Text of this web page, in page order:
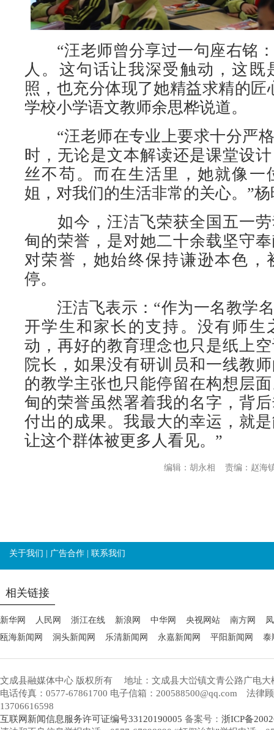
“汪老师曾分享过一句座右铭：
人。这句话让我深受触动，这既
照，也充分体现了她精益求精的匠
学校小学语文教师余思桦说道。
“汪老师在专业上要求十分严格
时，无论是文本解读还是课堂设
丝不苟。而在生活里，她就像一
姐，对我们的生活非常的关心。”
如今，汪洁飞荣获全国五一劳
甸的荣誉，是对她二十余载坚守
对荣誉，她始终保持谦逊本色，
停。
汪洁飞表示：“作为一名教学名
开学生和家长的支持。没有师生
动，再好的教育理念也只是纸上
院长，如果没有研训员和一线教
的教学主张也只能停留在构想层
甸的荣誉虽然署着我的名字，背
付出的成果。我最大的幸运，就
让这个群体被更多人看见。”
责编：赵海
编辑：胡永相
关于我们 广告合作 联系我们
相关链接
新华网 人民网 浙江在线 新浪网 中华网 央视网站 南方网
瓯海新闻网
洞头新闻网 乐清新闻网 永嘉新闻网 平阳新闻网 泰
文成县融媒体中心 版权所有
地址：文成县大峃镇文青公路广电大
电话传真：0577-67861700 电子信箱：200588500@qq.com 法律
13706616598
互联网新闻信息服务许可证编号33120190005 备案号： 浙ICP备